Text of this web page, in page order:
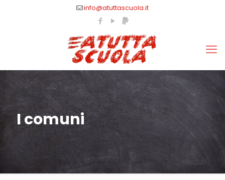
info@atuttascuola.it
I comuni